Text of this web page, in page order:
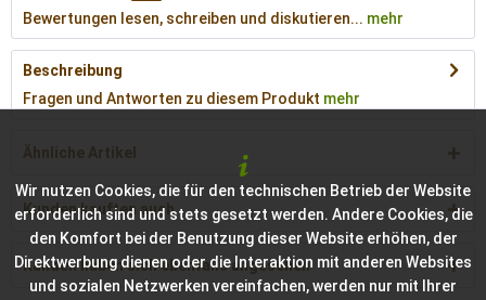
Bewertungen lesen, schreiben und diskutieren... mehr
Beschreibung
Fragen und Antworten zu diesem Produkt mehr
Ähnliche Artikel
Kunden kauften auch
Kunden haben sich ebenfalls angesehen
Wir nutzen Cookies, die für den technischen Betrieb der Website
erforderlich sind und stets gesetzt werden. Andere Cookies, die
den Komfort bei der Benutzung dieser Website erhöhen, der
Direktwerbung dienen oder die Interaktion mit anderen Websites
und sozialen Netzwerken vereinfachen, werden nur mit Ihrer